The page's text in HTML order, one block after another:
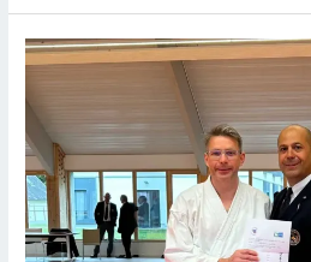
forums
des